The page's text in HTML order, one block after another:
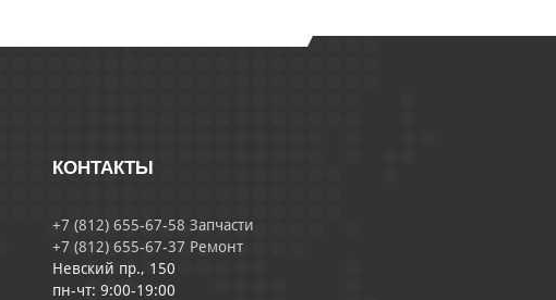
КОНТАКТЫ
+7 (812) 655-67-58 Запчасти
+7 (812) 655-67-37 Ремонт
Невский пр., 150
пн-чт: 9:00-19:00